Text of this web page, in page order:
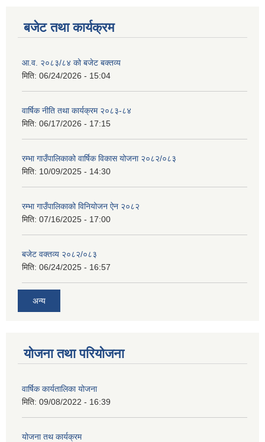
बजेट तथा कार्यक्रम
आ.व. २०८३/८४ को बजेट बक्तव्य
मिति: 06/24/2026 - 15:04
वार्षिक नीति तथा कार्यक्रम २०८३-८४
मिति: 06/17/2026 - 17:15
रम्भा गाउँपालिकाको वार्षिक विकास योजना २०८२/०८३
मिति: 10/09/2025 - 14:30
रम्भा गाउँपालिकाको विनियोजन ऐन २०८२
मिति: 07/16/2025 - 17:00
बजेट वक्तव्य २०८२/०८३
मिति: 06/24/2025 - 16:57
अन्य
योजना तथा परियोजना
वार्षिक कार्यतालिका योजना
मिति: 09/08/2022 - 16:39
योजना तथ कार्यक्रम